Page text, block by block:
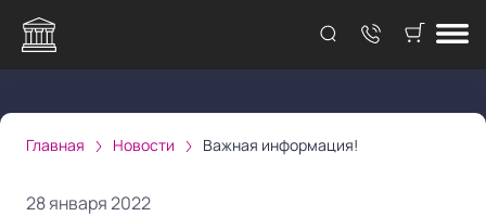
Главная Новости Важная информация!
28 января 2022